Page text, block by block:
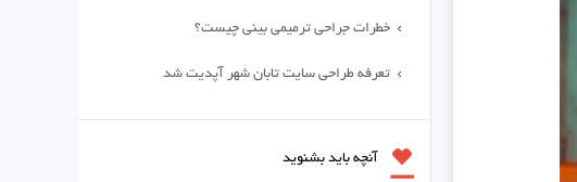
خطرات جراحی ترمیمی بینی چیست؟
تعرفه طراحی سایت تابان شهر آپدیت شد
آنچه باید بشنوید